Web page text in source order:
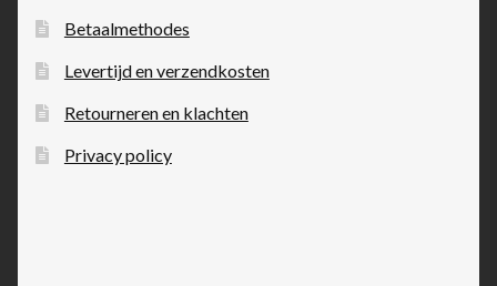
Betaalmethodes
Levertijd en verzendkosten
Retourneren en klachten
Privacy policy